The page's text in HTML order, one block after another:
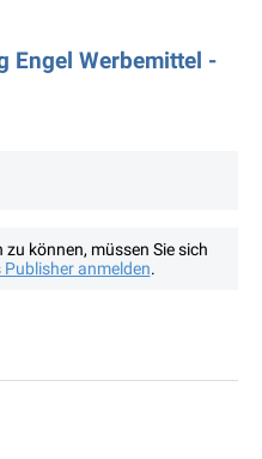
Engel Werbemittel -
können, müssen Sie sich
Publisher anmelden.